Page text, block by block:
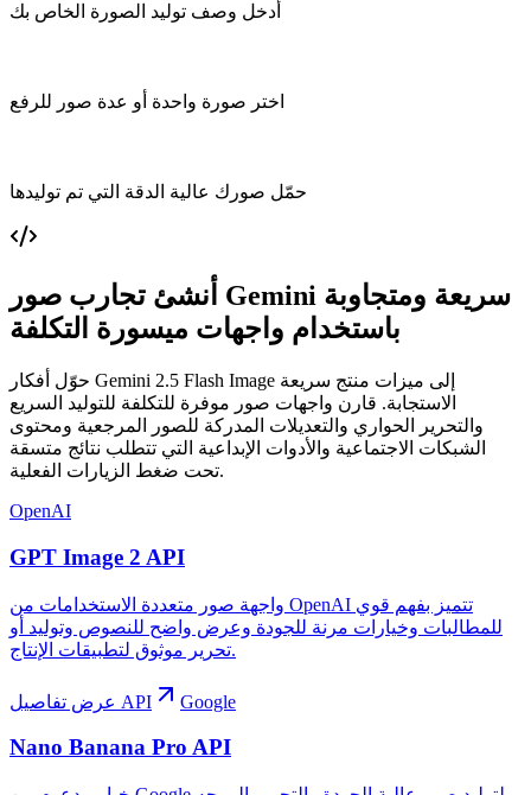
أدخل وصف توليد الصورة الخاص بك
اختر صورة واحدة أو عدة صور للرفع
حمّل صورك عالية الدقة التي تم توليدها
أنشئ تجارب صور Gemini سريعة ومتجاوبة
باستخدام واجهات ميسورة التكلفة
حوّل أفكار Gemini 2.5 Flash Image إلى ميزات منتج سريعة
الاستجابة. قارن واجهات صور موفرة للتكلفة للتوليد السريع
والتحرير الحواري والتعديلات المدركة للصور المرجعية ومحتوى
الشبكات الاجتماعية والأدوات الإبداعية التي تتطلب نتائج متسقة
تحت ضغط الزيارات الفعلية.
OpenAI
GPT Image 2 API
واجهة صور متعددة الاستخدامات من OpenAI تتميز بفهم قوي
للمطالبات وخيارات مرنة للجودة وعرض واضح للنصوص وتوليد أو
تحرير موثوق لتطبيقات الإنتاج.
عرض تفاصيل API Google
Nano Banana Pro API